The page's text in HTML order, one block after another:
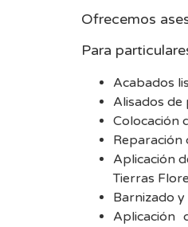
Ofrecemos
Para
Acabados
Alisados de
Colocación
Reparación
Aplicación
Tierras
Barnizado
Aplicación